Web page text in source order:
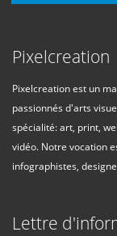
Pixelcreation
Pixelcreation est un
passionnés d'arts
spécialité: art, print,
vidéo. Notre vocation
infographistes,
Lettre